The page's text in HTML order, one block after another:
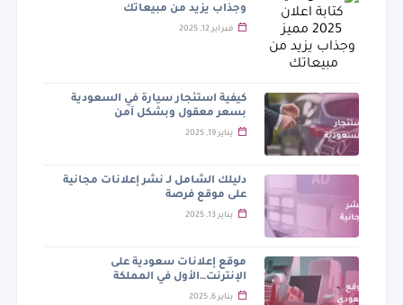
وجذاب يزيد من مبيعاتك
فبراير 12, 2025
كيفية استئجار سيارة في السعودية
بسعر معقول وبشكل آمن
يناير 19, 2025
دليلك الشامل لـ نشر إعلانات مجانية
على موقع فرصة
يناير 13, 2025
موقع إعلانات سعودية على
الإنترنت…الأول في المملكة
يناير 6, 2025